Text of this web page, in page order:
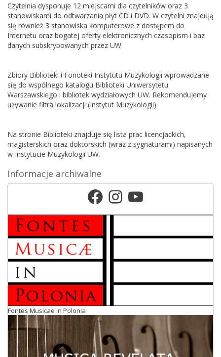
Czytelnia dysponuje 12 miejscami dla czytelników oraz 3
stanowiskami do odtwarzania płyt CD i DVD. W czytelni znajdują
się również 3 stanowiska komputerowe z dostępem do
Internetu oraz bogatej oferty elektronicznych czasopism i baz
danych subskrybowanych przez UW.
Zbiory Biblioteki i Fonoteki Instytutu Muzykologii wprowadzane
się do wspólnego katalogu Biblioteki Uniwersytetu
Warszawskiego i bibliotek wydziałowych UW. Rekomendujemy
używanie filtra lokalizacji (Instytut Muzykologii).
Na stronie Biblioteki znajduje się lista prac licencjackich,
magisterskich oraz doktorskich (wraz z sygnaturami) napisanych
w Instytucie Muzykologii UW.
Informacje archiwalne
Facebook
Instagram
YouTube
Fontes Musicae in Polonia